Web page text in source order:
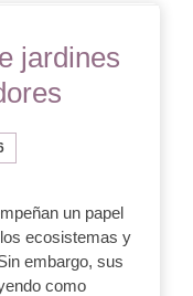
jardines
un papel
ecosistemas y
embargo, sus
como